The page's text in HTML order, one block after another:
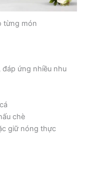
từng món
đáp ứng nhiều nhu
chè
giữ nóng thực